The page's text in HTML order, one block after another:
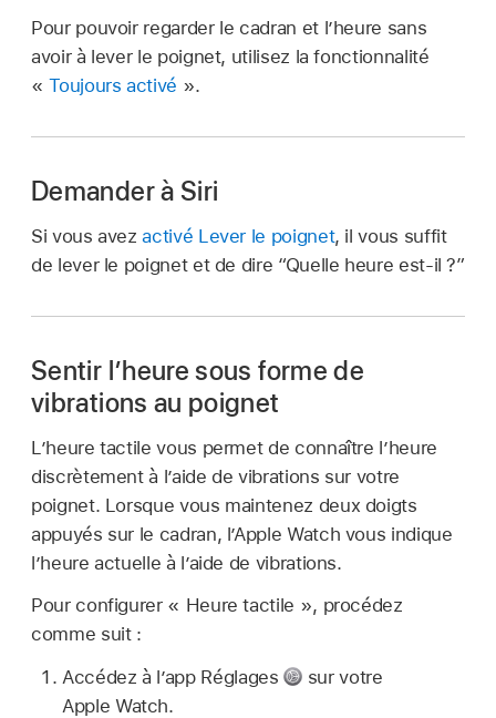
Pour pouvoir regarder le cadran et l’heure sans
avoir à lever le poignet, utilisez la fonctionnalité
«Toujours activé ».
Demander à Siri
Si vous avezactivé Lever le poignet, il vous suffit
de lever le poignet et de dire “Quelle heure est-il ?”
Sentir l’heure sous forme de
vibrations au poignet
L’heure tactile vous permet de connaître l’heure
discrètement à l’aide de vibrations sur votre
poignet. Lorsque vous maintenez deux doigts
appuyés sur le cadran, l’Apple Watch vous indique
l’heure actuelle à l’aide de vibrations.
Pour configurer « Heure tactile », procédez
comme suit :
Accédez à l’app Réglages
sur votre
Apple Watch.